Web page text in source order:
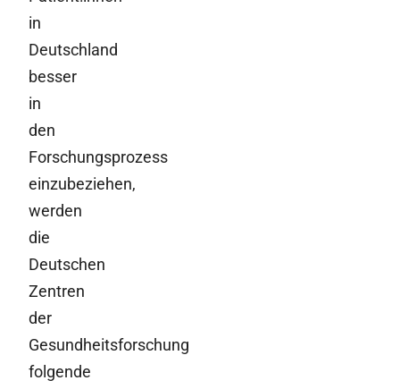
in
Deutschland
besser
in
den
Forschungsprozess
einzubeziehen,
werden
die
Deutschen
Zentren
der
Gesundheitsforschung
folgende